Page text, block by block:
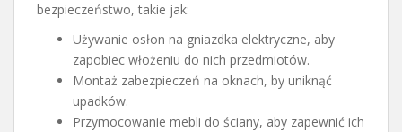
bezpieczeństwo, takie jak:
Używanie osłon na gniazdka elektryczne, aby
zapobiec włożeniu do nich przedmiotów.
Montaż zabezpieczeń na oknach, by uniknąć
upadków.
Przymocowanie mebli do ściany, aby zapewnić ich